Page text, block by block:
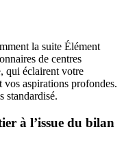
la suite Élément
de centres
qui éclairent votre
aspirations profondes.
standardisé.
à l’issue du bilan